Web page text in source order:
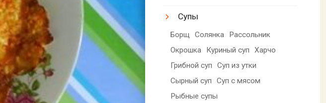
Супы
Борщ Солянка
Рассольник
Окрошка
Куриный суп
Харчо
Грибной суп
Суп из утки
Сырный суп
Суп с мясом
Рыбные супы